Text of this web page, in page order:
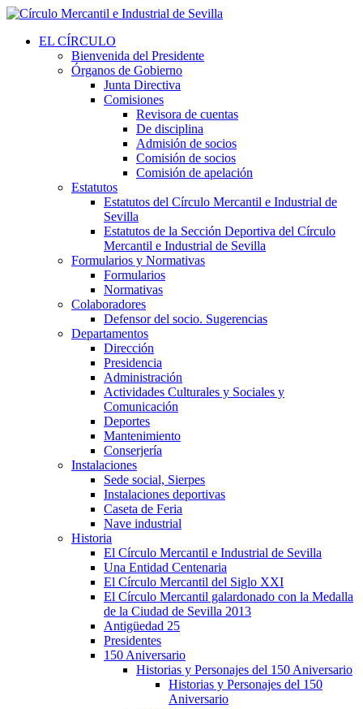
EL CÍRCULO
Bienvenida del Presidente
Órganos de Gobierno
Junta Directiva
Comisiones
Revisora de cuentas
De disciplina
Admisión de socios
Comisión de socios
Comisión de apelación
Estatutos
Estatutos del Círculo Mercantil e Industrial de
Sevilla
Estatutos de la Sección Deportiva del Círculo
Mercantil e Industrial de Sevilla
Formularios y Normativas
Formularios
Normativas
Colaboradores
Defensor del socio. Sugerencias
Departamentos
Dirección
Presidencia
Administración
Actividades Culturales y Sociales y
Comunicación
Deportes
Mantenimiento
Conserjería
Instalaciones
Sede social, Sierpes
Instalaciones deportivas
Caseta de Feria
Nave industrial
Historia
El Círculo Mercantil e Industrial de Sevilla
Una Entidad Centenaria
El Círculo Mercantil del Siglo XXI
El Círculo Mercantil galardonado con la Medalla
de la Ciudad de Sevilla 2013
Antigüedad 25
Presidentes
150 Aniversario
Historias y Personajes del 150 Aniversario
Historias y Personajes del 150
Aniversario